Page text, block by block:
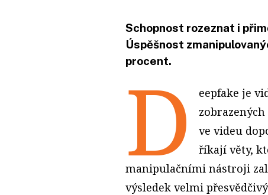
Schopnost rozeznat i
Úspěšnost
procent.
D
eepfake je
ve videu
říkají věty,
manipulačními nástroji
výsledek velmi